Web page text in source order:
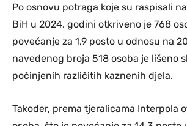
Po osnovu potraga koje su raspisali
BiH u 2024. godini otkriveno je 768
povećanje za 1,9 posto u odnosu na
navedenog broja 518 osoba je lišeno
počinjenih različitih kaznenih djela.
Također, prema tjeralicama Interpola